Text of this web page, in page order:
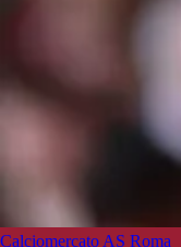
Calciomercato AS Roma